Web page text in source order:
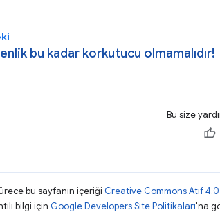
bu kadar korkutucu olmamalıdır!
Bu size
bu sayfanın içeriği Creative Commons Atıf 4.0
bilgi için Google Developers Site Politikaları'na